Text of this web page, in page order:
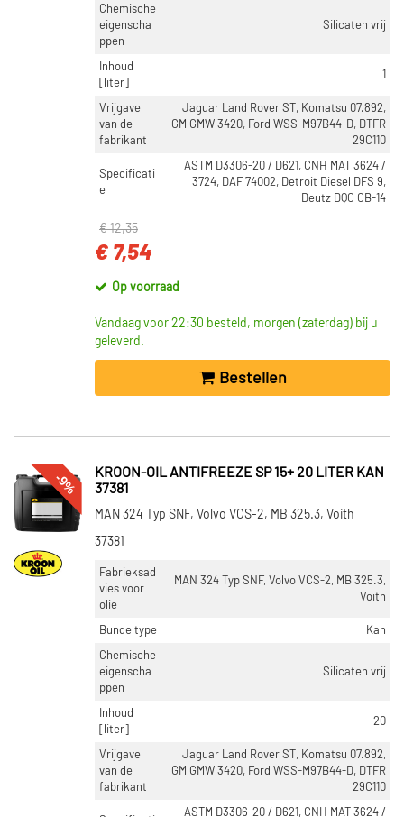
Chemische
eigenscha
ppen
Silicaten vrij
Inhoud
[liter]
1
Vrijgave
van de
fabrikant
Jaguar Land Rover ST, Komatsu 07.892,
GM GMW 3420, Ford WSS-M97B44-D, DTFR
29C110
Specificati
e
ASTM D3306-20 / D621, CNH MAT 3624 /
3724, DAF 74002, Detroit Diesel DFS 9,
Deutz DQC CB-14
€ 12,35
€ 7,54
Op voorraad
Vandaag voor 22:30 besteld, morgen (zaterdag) bij u
geleverd.
Bestellen
-9%
KROON-OIL ANTIFREEZE SP 15+ 20 LITER KAN
37381
MAN 324 Typ SNF, Volvo VCS-2, MB 325.3, Voith
37381
Fabrieksad
vies voor
olie
MAN 324 Typ SNF, Volvo VCS-2, MB 325.3,
Voith
Bundeltype
Kan
Chemische
eigenscha
ppen
Silicaten vrij
Inhoud
[liter]
20
Vrijgave
van de
fabrikant
Jaguar Land Rover ST, Komatsu 07.892,
GM GMW 3420, Ford WSS-M97B44-D, DTFR
29C110
ASTM D3306-20 / D621, CNH MAT 3624 /